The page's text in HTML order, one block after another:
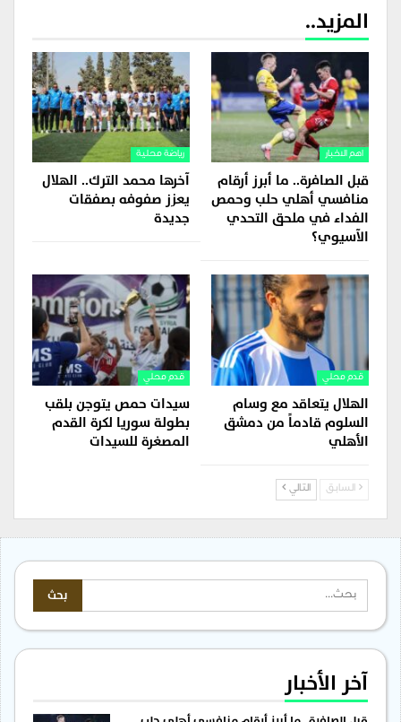
المزيد..
اهم الاخبار
قبل الصافرة.. ما أبرز أرقام
منافسي أهلي حلب وحمص
الفداء في ملحق التحدي
الآسيوي؟
رياضة محلية
آخرها محمد الترك.. الهلال
يعزز صفوفه بصفقات
جديدة
قدم محلي
الهلال يتعاقد مع وسام
السلوم قادماً من دمشق
الأهلي
قدم محلي
سيدات حمص يتوجن بلقب
بطولة سوريا لكرة القدم
المصغرة للسيدات
السابق التالي
آخر الأخبار